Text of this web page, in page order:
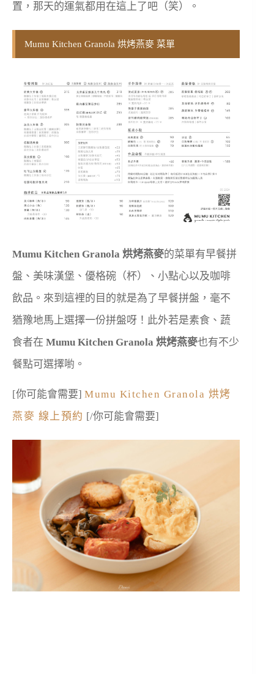
置，那天的運氣都用在這上了吧（笑）。
Mumu Kitchen Granola 烘烤燕麥 菜單
Mumu Kitchen Granola 烘烤燕麥的菜單有早餐拼
盤、美味漢堡、優格碗（杯）、小點心以及咖啡
飲品。來到這裡的目的就是為了早餐拼盤，毫不
猶豫地馬上選擇一份拼盤呀！此外若是素食、蔬
食者在 Mumu Kitchen Granola 烘烤燕麥也有不少
餐點可選擇喲。
[你可能會需要] Mumu Kitchen Granola 烘烤
燕麥 線上預約 [/你可能會需要]